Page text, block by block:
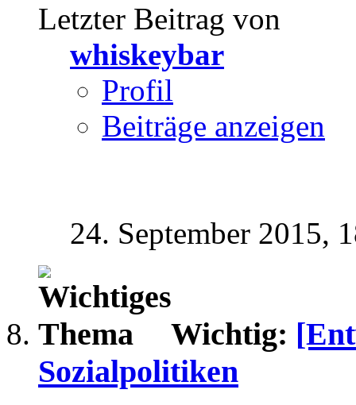
Letzter Beitrag von
whiskeybar
Profil
Beiträge anzeigen
24. September 2015,
Wichtig:
Sozialpolitiken